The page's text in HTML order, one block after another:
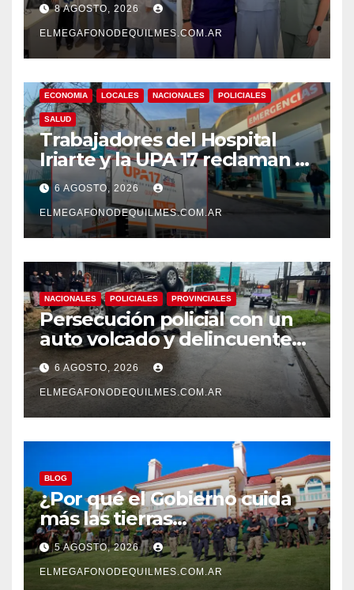
su atención
8 AGOSTO, 2026
ELMEGAFONODEQUILMES.COM.AR
ECONOMIA LOCALES NACIONALES POLICIALES
SALUD
Trabajadores del Hospital
Iriarte y la UPA 17 reclaman el
pase a planta de becarios y
mejoras laborales
6 AGOSTO, 2026
ELMEGAFONODEQUILMES.COM.AR
NACIONALES POLICIALES PROVINCIALES
Persecución policial con un
auto volcado y delincuentes
detenidos en San Francisco
Solano
6 AGOSTO, 2026
ELMEGAFONODEQUILMES.COM.AR
BLOG
¿Por qué el Gobierno cuida
más las tierras
extranjerizadas que el
patrimonio de todos los
argentinos?
5 AGOSTO, 2026
ELMEGAFONODEQUILMES.COM.AR